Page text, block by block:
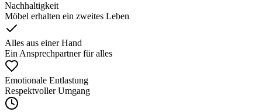
Nachhaltigkeit
Möbel erhalten ein zweites Leben
Alles aus einer Hand
Ein Ansprechpartner für alles
Emotionale Entlastung
Respektvoller Umgang